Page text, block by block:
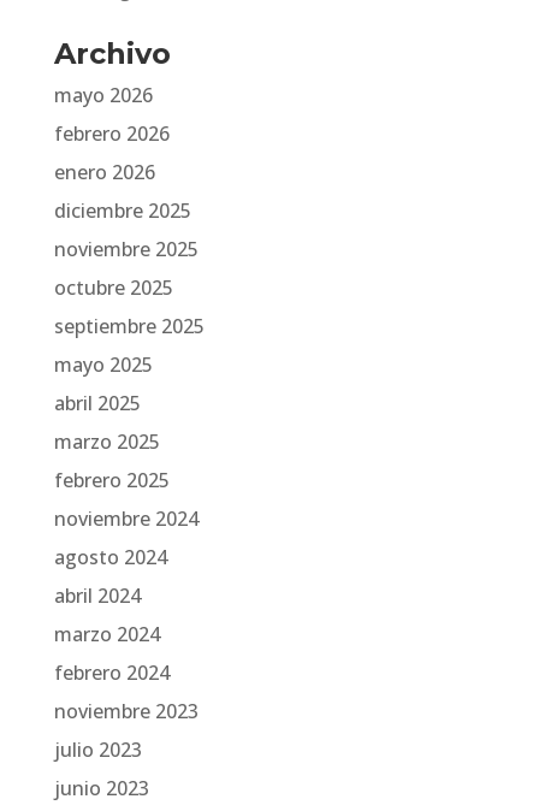
Archivo
mayo 2026
febrero 2026
enero 2026
diciembre 2025
noviembre 2025
octubre 2025
septiembre 2025
mayo 2025
abril 2025
marzo 2025
febrero 2025
noviembre 2024
agosto 2024
abril 2024
marzo 2024
febrero 2024
noviembre 2023
julio 2023
junio 2023